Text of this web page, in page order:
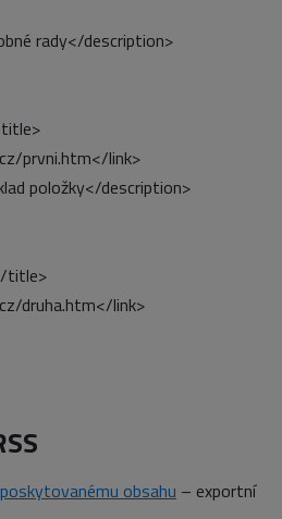
rady</description>
prvni.htm</link>
položky</description>
title>
druha.htm</link>
obsahu – exportní